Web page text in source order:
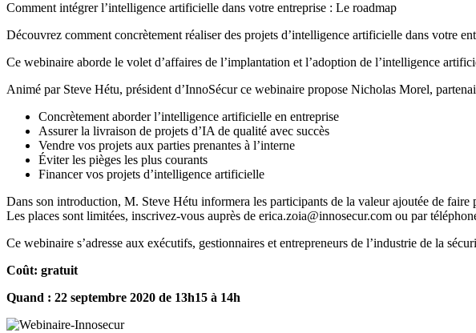
Comment intégrer l’intelligence artificielle dans votre entreprise : Le roadmap
Découvrez comment concrètement réaliser des projets d’intelligence artificielle dans votre
Ce webinaire aborde le volet d’affaires de l’implantation et l’adoption de l’intelligence
Animé par Steve Hétu, président d’InnoSécur ce webinaire propose Nicholas Morel,
Concrètement aborder l’intelligence artificielle en entreprise
Assurer la livraison de projets d’IA de qualité avec succès
Vendre vos projets aux parties prenantes à l’interne
Éviter les pièges les plus courants
Financer vos projets d’intelligence artificielle
Dans son introduction, M. Steve Hétu informera les participants de la valeur ajoutée de faire
Les places sont limitées, inscrivez-vous auprès de erica.zoia@innosecur.com ou par
Ce webinaire s’adresse aux exécutifs, gestionnaires et entrepreneurs de l’industrie de la
Coût: gratuit
Quand : 22 septembre 2020 de 13h15 à 14h